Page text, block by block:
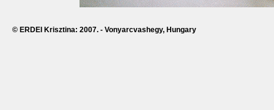
© ERDEI Krisztina: 2007. - Vonyarcvashegy, Hungary